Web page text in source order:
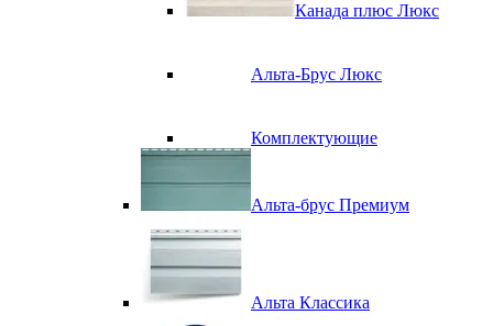
Канада плюс Люкс
Альта-Брус Люкс
Комплектующие
Альта-брус Премиум
Альта Классика